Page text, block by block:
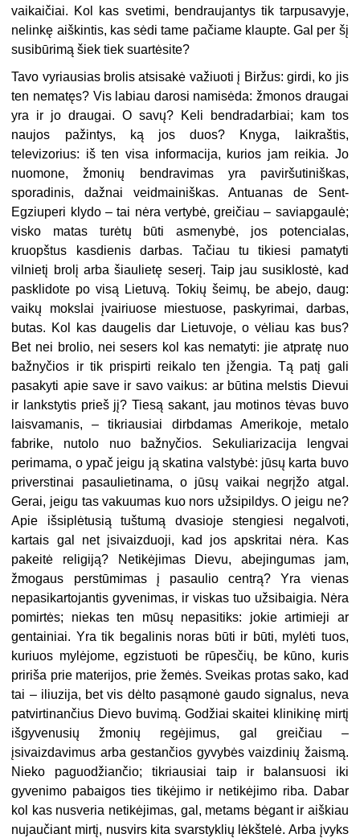
vaikaičiai. Kol kas svetimi, bendraujantys tik tarpusavyje,
nelinkę aiškintis, kas sėdi tame pačiame klaupte. Gal per šį
susibūrimą šiek tiek suartėsite?
Tavo vyriausias brolis atsisakė važiuoti į Biržus: girdi, ko jis
ten nematęs? Vis labiau darosi namisėda: žmonos draugai
yra ir jo draugai. O savų? Keli bendradarbiai; kam tos
naujos pažintys, ką jos duos? Knyga, laikraštis,
televizorius: iš ten visa informacija, kurios jam reikia. Jo
nuomone, žmonių bendravimas yra paviršutiniškas,
sporadinis, dažnai veidmainiškas. Antuanas de Sent-
Egziuperi klydo – tai nėra vertybė, greičiau – saviapgaulė;
visko matas turėtų būti asmenybė, jos potencialas,
kruopštus kasdienis darbas. Tačiau tu tikiesi pamatyti
vilnietį brolį arba šiaulietę seserį. Taip jau susiklostė, kad
pasklidote po visą Lietuvą. Tokių šeimų, be abejo, daug:
vaikų mokslai įvairiuose miestuose, paskyrimai, darbas,
butas. Kol kas daugelis dar Lietuvoje, o vėliau kas bus?
Bet nei brolio, nei sesers kol kas nematyti: jie atpratę nuo
bažnyčios ir tik prispirti reikalo ten įžengia. Tą patį gali
pasakyti apie save ir savo vaikus: ar būtina melstis Dievui
ir lankstytis prieš jį? Tiesą sakant, jau motinos tėvas buvo
laisvamanis, – tikriausiai dirbdamas Amerikoje, metalo
fabrike, nutolo nuo bažnyčios. Sekuliarizacija lengvai
perimama, o ypač jeigu ją skatina valstybė: jūsų karta buvo
priverstinai pasaulietinama, o jūsų vaikai negrįžo atgal.
Gerai, jeigu tas vakuumas kuo nors užsipildys. O jeigu ne?
Apie išsiplėtusią tuštumą dvasioje stengiesi negalvoti,
kartais gal net įsivaizduoji, kad jos apskritai nėra. Kas
pakeitė religiją? Netikėjimas Dievu, abejingumas jam,
žmogaus perstūmimas į pasaulio centrą? Yra vienas
nepasikartojantis gyvenimas, ir viskas tuo užsibaigia. Nėra
pomirtės; niekas ten mūsų nepasitiks: jokie artimieji ar
gentainiai. Yra tik begalinis noras būti ir būti, mylėti tuos,
kuriuos mylėjome, egzistuoti be rūpesčių, be kūno, kuris
pririša prie materijos, prie žemės. Sveikas protas sako, kad
tai – iliuzija, bet vis dėlto pasąmonė gaudo signalus, neva
patvirtinančius Dievo buvimą. Godžiai skaitei klinikinę mirtį
išgyvenusių žmonių regėjimus, gal greičiau –
įsivaizdavimus arba gestančios gyvybės vaizdinių žaismą.
Nieko paguodžiančio; tikriausiai taip ir balansuosi iki
gyvenimo pabaigos ties tikėjimo ir netikėjimo riba. Dabar
kol kas nusveria netikėjimas, gal, metams bėgant ir aiškiau
nujaučiant mirtį, nusvirs kita svarstyklių lėkštelė. Arba įvyks